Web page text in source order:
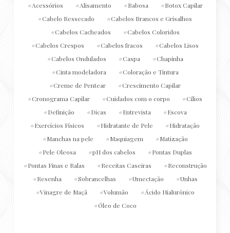
Acessórios Alisamento Babosa
Botox Capilar
Cabelo Ressecado
Cabelos Brancos e Grisalhos
Cabelos Cacheados
Cabelos Coloridos
Cabelos Crespos
Cabelos fracos
Cabelos Lisos
Cabelos Ondulados
Caspa
Chapinha
Cinta modeladora
Coloração e Tintura
Creme de Pentear
Crescimento Capilar
Cronograma Capilar
Cuidados com o corpo
Cílios
Definição
Dicas Entrevista
Escova
Exercícios Físicos
Hidratante de Pele
Hidratação
Manchas na pele
Maquiagem
Matização
Pele Oleosa
pH dos cabelos
Pontas Duplas
Pontas Finas e Ralas
Receitas Caseiras
Reconstrução
Resenha
Sobrancelhas Umectação
Unhas
Vinagre de Maçã
Volumão
Ácido Hialurônico
Óleo de Coco